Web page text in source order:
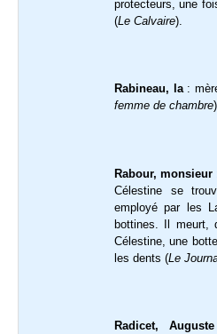
protecteurs, une
(Le Calvaire).
Rabineau, la :
femme de chambre
Rabour, monsieur
Célestine se
employé par les
bottines. Il meurt,
Célestine, une
les dents (Le
Radicet, Auguste